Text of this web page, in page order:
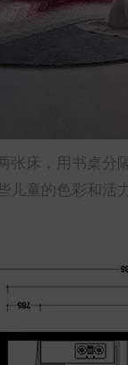
张床，用书桌
儿童的色彩和活